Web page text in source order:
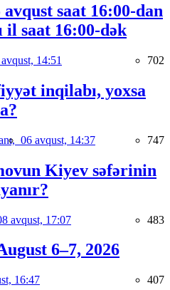
saat 16:00-dan
il saat 16:00-dək
14:51 702
inqilabı, yoxsa
06 avqust, 14:37 747
Kiyev səfərinin
avqust, 17:07 483
6–7, 2026
16:47 407